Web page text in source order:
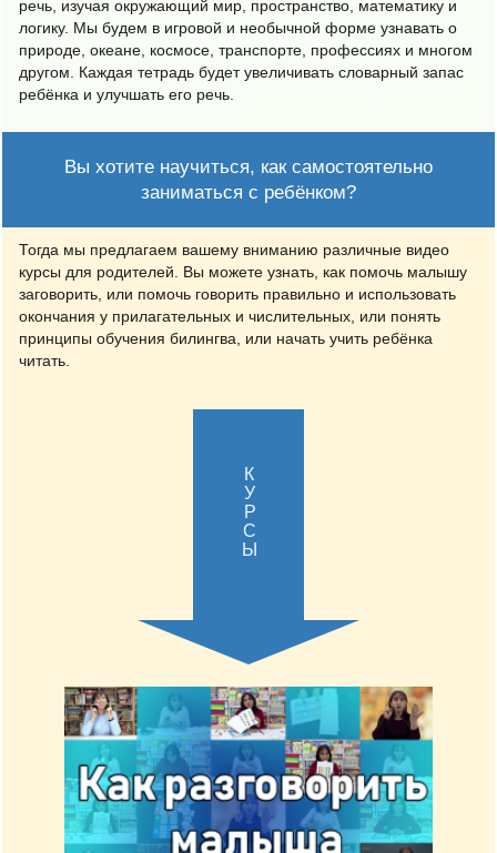
речь, изучая окружающий мир, пространство, математику и
логику. Мы будем в игровой и необычной форме узнавать о
природе, океане, космосе, транспорте, профессиях и многом
другом. Каждая тетрадь будет увеличивать словарный запас
ребёнка и улучшать его речь.
Вы хотите научиться, как самостоятельно
заниматься с ребёнком?
Тогда мы предлагаем вашему вниманию различные видео
курсы для родителей. Вы можете узнать, как помочь малышу
заговорить, или помочь говорить правильно и использовать
окончания у прилагательных и числительных, или понять
принципы обучения билингва, или начать учить ребёнка
читать.
КУРСЫ